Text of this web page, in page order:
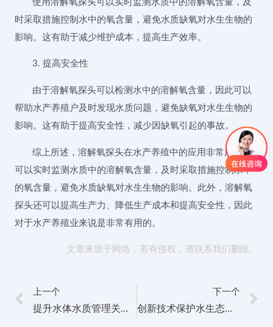
使用溶解氧探头可以实时监测水质中的溶解氧含量，及
时采取措施控制水中的氧含量，避免水质缺氧对水生生物的
影响。这有助于减少维护成本，提高生产效率。
3. 提高安全性
由于溶解氧探头可以检测水中的溶解氧含量，因此可以
帮助水产养殖户及时发现水质问题，避免缺氧对水生生物的
影响。这有助于提高安全性，减少因缺氧引起的事故。
综上所述，溶解氧探头在水产养殖中的应用非常广泛，
可以实时监测水质中的溶解氧含量，及时采取措施控制水中
的氧含量，避免水质缺氧对水生生物的影响。此外，溶解氧
探头还可以提高生产力、降低生产成本和提高安全性，因此
对于水产养殖业来说是非常有用的。
文章来源于网络，若有侵权，请联系我们删除。
上一个
提升水体水质管理关键一环：溶解氧探头的作用与优势
下一个
创新技术保护水生态环境：溶解氧探头的发展趋势与前景展望